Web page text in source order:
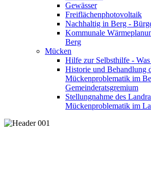
Gewässer
Freiflächenphotovoltaik
Nachhaltig in Berg -
Kommunale
Berg
Mücken
Hilfe zur Selbsthilfe -
Historie und Behandlung
Mückenproblematik im
Gemeinderatsgremium
Stellungnahme des
Mückenproblematik im